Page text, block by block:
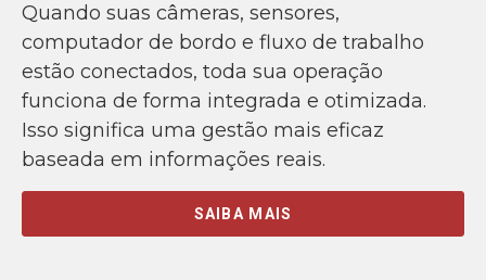
Quando suas câmeras, sensores,
computador de bordo e fluxo de trabalho
estão conectados, toda sua operação
funciona de forma integrada e otimizada.
Isso significa uma gestão mais eficaz
baseada em informações reais.
SAIBA MAIS